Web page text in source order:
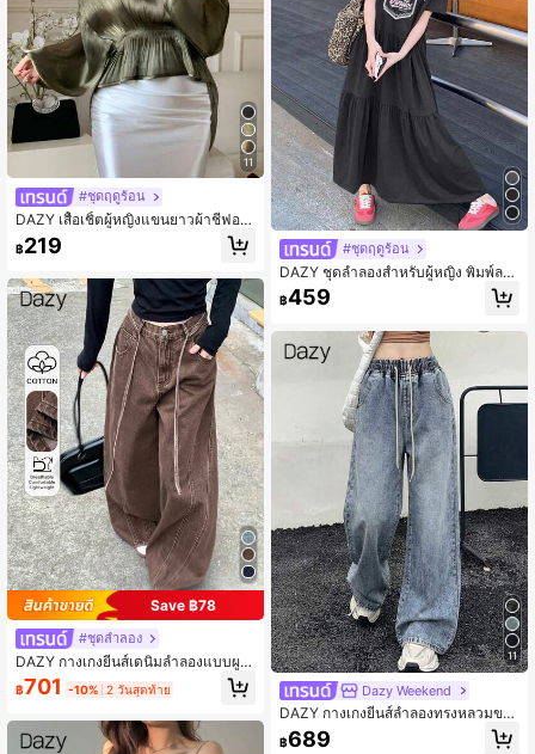
11
#ชุดฤดูร้อน
DAZY เสื้อเชิ้ตผู้หญิงแขนยาวผ้าชีฟอง
สีเขียวสำหรับฤดูใบไม้ผลิและฤดูร้อน สี
พื้น ดีไซน์คอผ้าคลุม ชายเสื้อไม่สมมาต
ลอง วันหยุด ทรงเข้ารูป หรูหรา ใส่ไปทำ
งาน เอวระบาย
฿219
Save ฿78
#ชุดลำลอง
DAZY กางเกงยีนส์เดนิมลำลองแบบผูกเ
อวสำหรับผู้หญิง สไตล์สตรีท สำหรับฤดู
ใบไม้ร่วง/ฤดูหนาว
฿701 -10% 2 วันสุดท้าย
#ชุดฤดูร้อน
DAZY ชุดลำลองสำหรับผู้หญิง พิมพ์ลา
ยดอกไม้ ยาวระดับเอว ฤดูใบไม้ผลิ/ฤดูร้
อน
฿459
11
Dazy Weekend
DAZY กางเกงยีนส์ลำลองทรงหลวมขา
กว้างมีกระเป๋าเอวยางยืดสำหรับผู้หญิง
฿689